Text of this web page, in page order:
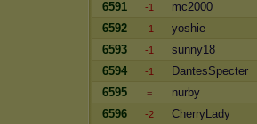
6591
-1
mc2000
6592
-1
yoshie
6593
-1
sunny18
6594
-1
DantesSpecter
6595
=
nurby
6596
-2
CherryLady